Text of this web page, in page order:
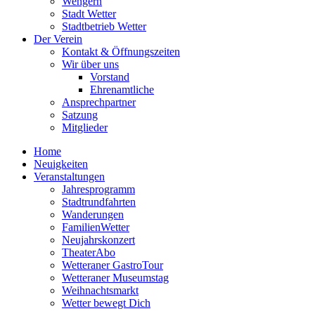
Stadt Wetter
Stadtbetrieb Wetter
Der Verein
Kontakt & Öffnungszeiten
Wir über uns
Vorstand
Ehrenamtliche
Ansprechpartner
Satzung
Mitglieder
Home
Neuigkeiten
Veranstaltungen
Jahresprogramm
Stadtrundfahrten
Wanderungen
FamilienWetter
Neujahrskonzert
TheaterAbo
Wetteraner GastroTour
Wetteraner Museumstag
Weihnachtsmarkt
Wetter bewegt Dich